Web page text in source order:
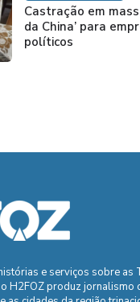
Castração em
da China’ para
políticos
e serviços sobre as
H2FOZ produz jornalismo